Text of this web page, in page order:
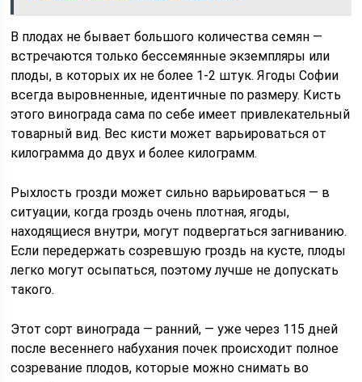
В плодах не бывает большого количества семян —
встречаются только бессемянные экземпляры или
плоды, в которых их не более 1-2 штук. Ягоды Софии
всегда выровненные, идентичные по размеру. Кисть
этого винограда сама по себе имеет привлекательный
товарный вид. Вес кисти может варьироваться от
килограмма до двух и более килограмм.
Рыхлость грозди может сильно варьироваться — в
ситуации, когда гроздь очень плотная, ягоды,
находящиеся внутри, могут подвергаться загниванию.
Если передержать созревшую гроздь на кусте, плоды
легко могут осыпаться, поэтому лучше не допускать
такого.
Этот сорт винограда — ранний, — уже через 115 дней
после весеннего набухания почек происходит полное
созревание плодов, которые можно снимать во